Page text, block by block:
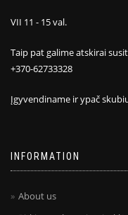
VII 11 - 15 val.
Taip pat galime atskirai
+370-62733328
Įgyvendiname ir ypač
INFORMATION
About us